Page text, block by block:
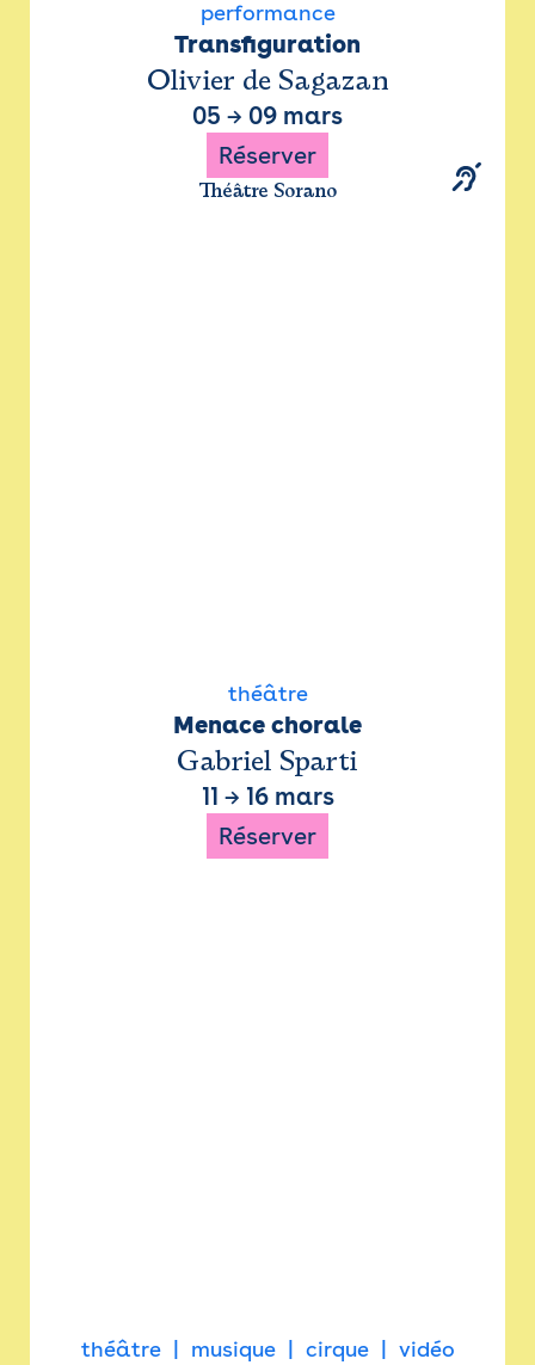
performance
Transfiguration
Olivier de Sagazan
05 → 09 mars
Réserver
Théâtre Sorano
théâtre
Menace chorale
Gabriel Sparti
11 → 16 mars
Réserver
théâtre musique cirque vidéo